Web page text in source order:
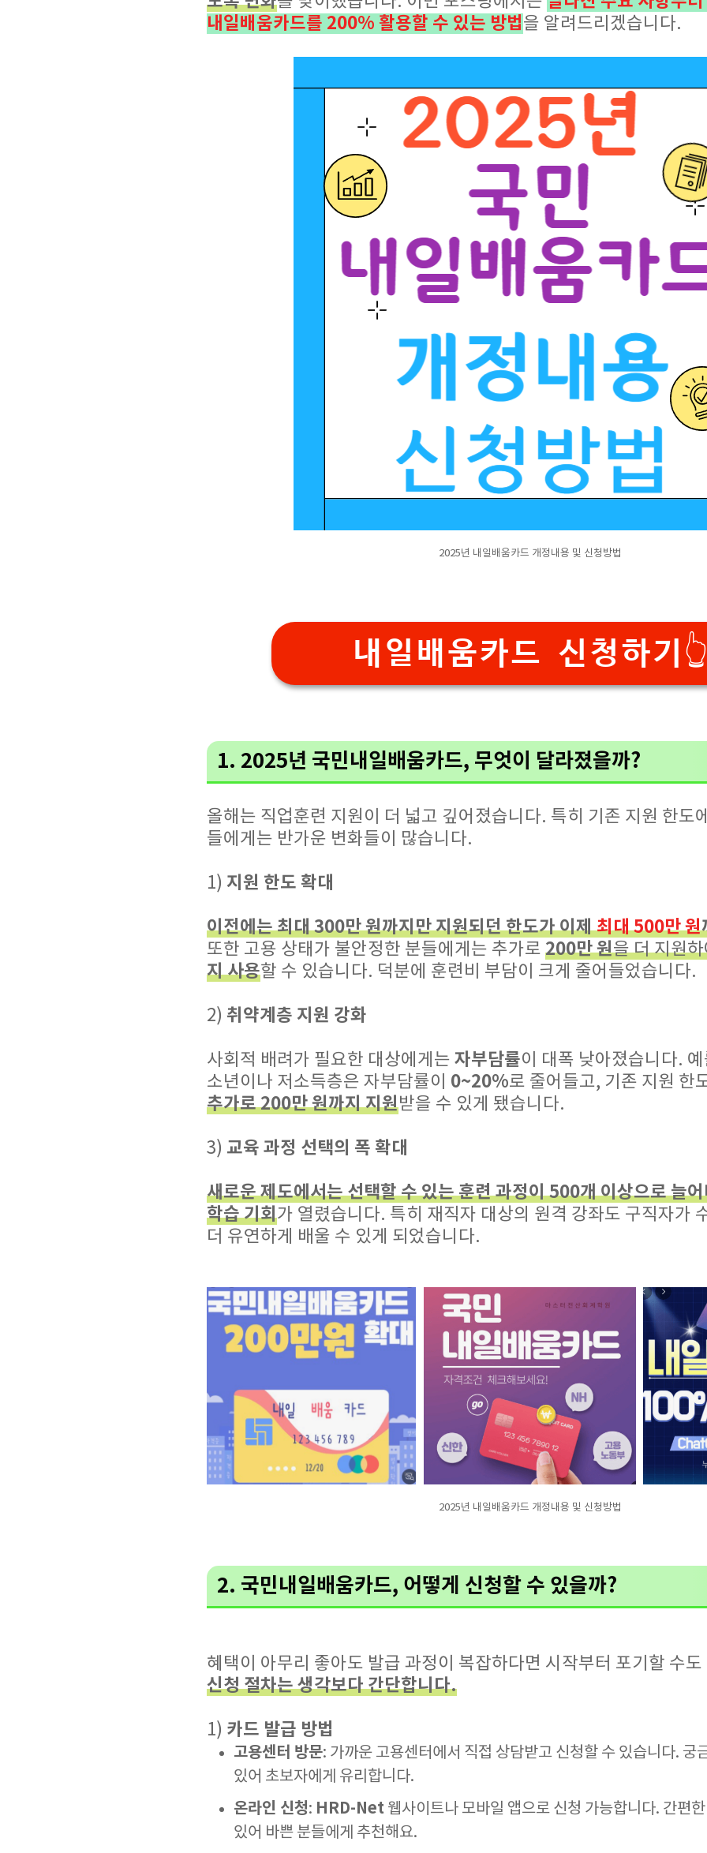
내일배움카드를 200% 활용할 수 있는 방법을 알려드리겠습니다.
2025년 내일배움카드 개정내용 및 신청방법
내일배움카드 신청하기
1. 2025년 국민내일배움카드, 무엇이 달라졌을까?
올해는 직업훈련 지원이 더 넓고 깊어졌습니다. 특히 기존 지원 한도
들에게는 반가운 변화들이 많습니다.
1) 지원 한도 확대
이전에는 최대 300만 원까지만 지원되던 한도가 이제최대 500만 원
또한 고용 상태가 불안정한 분들에게는 추가로 200만 원을 더 지원
지 사용할 수 있습니다. 덕분에 훈련비 부담이 크게 줄어들었습니다.
2) 취약계층 지원 강화
사회적 배려가 필요한 대상에게는 자부담률이 대폭 낮아졌습니다.
소년이나 저소득층은 자부담률이 0~20%로 줄어들고, 기존 지원 한
추가로 200만 원까지 지원받을 수 있게 됐습니다.
3) 교육 과정 선택의 폭 확대
새로운 제도에서는 선택할 수 있는 훈련 과정이 500개 이상으로 늘
학습 기회가 열렸습니다. 특히 재직자 대상의 원격 강좌도 구직자가
더 유연하게 배울 수 있게 되었습니다.
2025년 내일배움카드 개정내용 및 신청방법
2. 국민내일배움카드, 어떻게 신청할 수 있을까?
혜택이 아무리 좋아도 발급 과정이 복잡하다면 시작부터 포기할 수
신청 절차는 생각보다 간단합니다.
1) 카드 발급 방법
고용센터 방문: 가까운 고용센터에서 직접 상담받고 신청할 수 있습니다. 궁
있어 초보자에게 유리합니다.
온라인 신청: HRD-Net 웹사이트나 모바일 앱으로 신청 가능합니다. 간편
있어 바쁜 분들에게 추천해요.